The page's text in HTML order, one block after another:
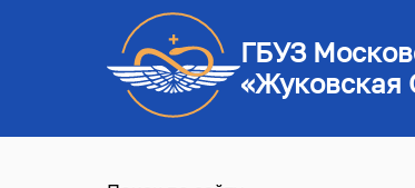
ГБУЗ
«Жуковская